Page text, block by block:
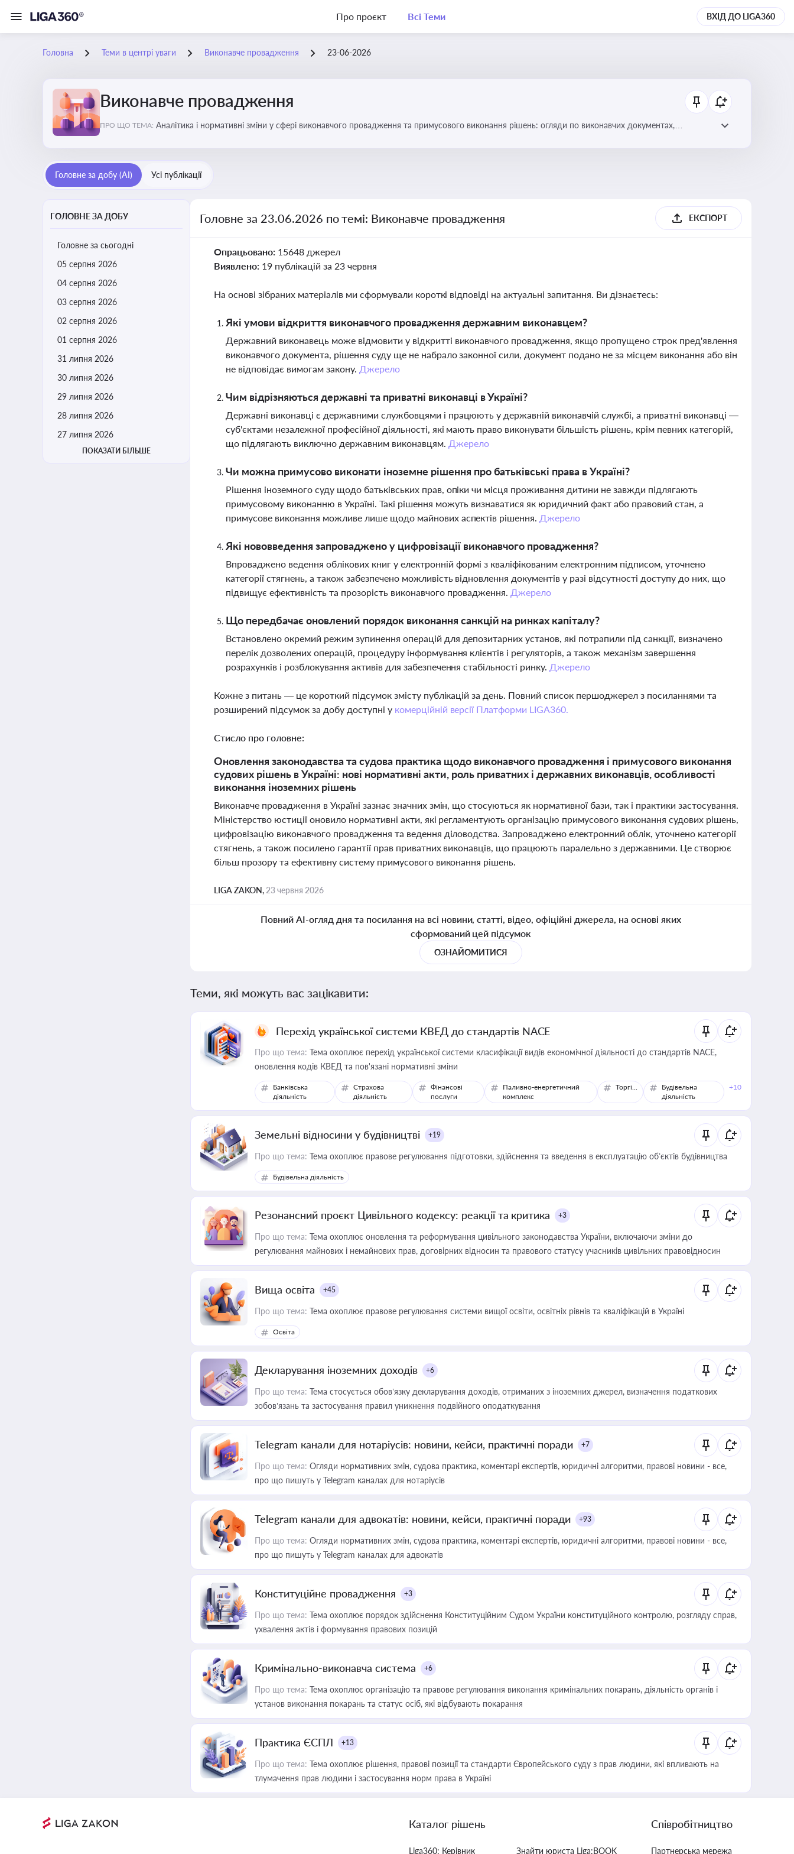
Про проєкт Всі Теми ВХІД ДО LIGA360
Головна Теми в центрі уваги Виконавче провадження 23-06-2026
Виконавче провадження
ПРО ЩО ТЕМА: Аналітика і нормативні зміни у сфері виконавчого провадження та примусового виконання рішень: огляди по виконавчих документах,
Головне за добу (AI) Усі публікації
ГОЛОВНЕ ЗА ДОБУ
Головне за сьогодні
05 серпня 2026
04 серпня 2026
03 серпня 2026
02 серпня 2026
01 серпня 2026
31 липня 2026
30 липня 2026
29 липня 2026
28 липня 2026
27 липня 2026
ПОКАЗАТИ БІЛЬШЕ
Головне за 23.06.2026 по темі: Виконавче провадження ЕКСПОРТ
Опрацьовано: 15648 джерел
Виявлено: 19 публікацій за 23 червня
На основі зібраних матеріалів ми сформували короткі відповіді на актуальні запитання. Ви дізнаєтесь:
Які умови відкриття виконавчого провадження державним виконавцем?
Державний виконавець може відмовити у відкритті виконавчого провадження, якщо пропущено строк пред'явлення
виконавчого документа, рішення суду ще не набрало законної сили, документ подано не за місцем виконання або він
не відповідає вимогам закону. Джерело
Чим відрізняються державні та приватні виконавці в Україні?
Державні виконавці є державними службовцями і працюють у державній виконавчій службі, а приватні виконавці —
суб'єктами незалежної професійної діяльності, які мають право виконувати більшість рішень, крім певних категорій,
що підлягають виключно державним виконавцям. Джерело
Чи можна примусово виконати іноземне рішення про батьківські права в Україні?
Рішення іноземного суду щодо батьківських прав, опіки чи місця проживання дитини не завжди підлягають
примусовому виконанню в Україні. Такі рішення можуть визнаватися як юридичний факт або правовий стан, а
примусове виконання можливе лише щодо майнових аспектів рішення. Джерело
Які нововведення запроваджено у цифровізації виконавчого провадження?
Впроваджено ведення облікових книг у електронній формі з кваліфікованим електронним підписом, уточнено
категорії стягнень, а також забезпечено можливість відновлення документів у разі відсутності доступу до них, що
підвищує ефективність та прозорість виконавчого провадження. Джерело
Що передбачає оновлений порядок виконання санкцій на ринках капіталу?
Встановлено окремий режим зупинення операцій для депозитарних установ, які потрапили під санкції, визначено
перелік дозволених операцій, процедуру інформування клієнтів і регуляторів, а також механізм завершення
розрахунків і розблокування активів для забезпечення стабільності ринку. Джерело
Кожне з питань — це короткий підсумок змісту публікацій за день. Повний список першоджерел з посиланнями та
розширений підсумок за добу доступні у комерційній версії Платформи LIGA360.
Стисло про головне:
Оновлення законодавства та судова практика щодо виконавчого провадження і примусового виконання
судових рішень в Україні: нові нормативні акти, роль приватних і державних виконавців, особливості
виконання іноземних рішень
Виконавче провадження в Україні зазнає значних змін, що стосуються як нормативної бази, так і практики застосування.
Міністерство юстиції оновило нормативні акти, які регламентують організацію примусового виконання судових рішень,
цифровізацію виконавчого провадження та ведення діловодства. Запроваджено електронний облік, уточнено категорії
стягнень, а також посилено гарантії прав приватних виконавців, що працюють паралельно з державними. Це створює
більш прозору та ефективну систему примусового виконання рішень.
LIGA ZAKON, 23 червня 2026
Повний AI-огляд дня та посилання на всі новини, статті, відео, офіційні джерела, на основі яких
сформований цей підсумок
ОЗНАЙОМИТИСЯ
Теми, які можуть вас зацікавити:
Перехід української системи КВЕД до стандартів NACE
Про що тема: Тема охоплює перехід української системи класифікації видів економічної діяльності до стандартів NACE,
оновлення кодів КВЕД та пов'язані нормативні зміни
Банківська
діяльність
Страхова
діяльність
Фінансові
послуги
Паливно-енергетичний
комплекс
Торгівля
Будівельна
діяльність
+10
Земельні відносини у будівництві +19
Про що тема: Тема охоплює правове регулювання підготовки, здійснення та введення в експлуатацію об’єктів будівництва
Будівельна діяльність
Резонансний проєкт Цивільного кодексу: реакції та критика +3
Про що тема: Тема охоплює оновлення та реформування цивільного законодавства України, включаючи зміни до
регулювання майнових і немайнових прав, договірних відносин та правового статусу учасників цивільних правовідносин
Вища освіта +45
Про що тема: Тема охоплює правове регулювання системи вищої освіти, освітніх рівнів та кваліфікацій в Україні
Освіта
Декларування іноземних доходів +6
Про що тема: Тема стосується обов’язку декларування доходів, отриманих з іноземних джерел, визначення податкових
зобов’язань та застосування правил уникнення подвійного оподаткування
Telegram канали для нотаріусів: новини, кейси, практичні поради +7
Про що тема: Огляди нормативних змін, судова практика, коментарі експертів, юридичні алгоритми, правові новини - все,
про що пишуть у Telegram каналах для нотаріусів
Telegram канали для адвокатів: новини, кейси, практичні поради +93
Про що тема: Огляди нормативних змін, судова практика, коментарі експертів, юридичні алгоритми, правові новини - все,
про що пишуть у Telegram каналах для адвокатів
Конституційне провадження +3
Про що тема: Тема охоплює порядок здійснення Конституційним Судом України конституційного контролю, розгляду справ,
ухвалення актів і формування правових позицій
Кримінально-виконавча система +6
Про що тема: Тема охоплює організацію та правове регулювання виконання кримінальних покарань, діяльність органів і
установ виконання покарань та статус осіб, які відбувають покарання
Практика ЄСПЛ +13
Про що тема: Тема охоплює рішення, правові позиції та стандарти Європейського суду з прав людини, які впливають на
тлумачення прав людини і застосування норм права в Україні
Каталог рішень
Liga360: Керівник Знайти юриста Liga:BOOK
Співробітництво
Партнерська мережа